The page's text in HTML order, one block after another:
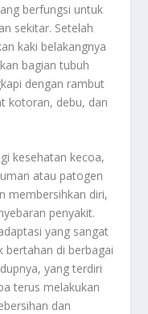
berfungsi untuk
sekitar. Setelah
kaki belakangnya
bagian tubuh
dengan rambut
kotoran, debu, dan
kesehatan kecoa,
atau patogen
membersihkan diri,
penyakit.
yang sangat
bertahan di berbagai
yang terdiri
terus melakukan
dan